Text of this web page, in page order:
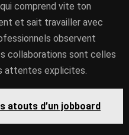
qui comprend vite ton
et sait travailler avec
observent
collaborations sont celles
attentes explicites.
atouts d’un jobboard